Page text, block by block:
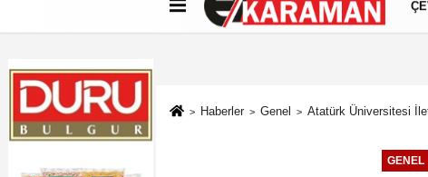
Künye İletişim Çerez Politikası
Haberler Genel Atatürk Üniversitesi
GENEL